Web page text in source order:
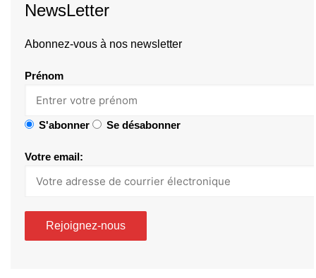
NewsLetter
Abonnez-vous à nos newsletter
Prénom
S'abonner Se désabonner
Votre email: